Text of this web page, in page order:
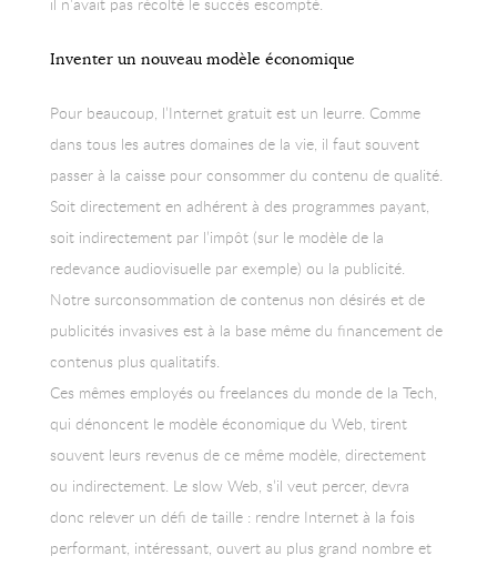
Inventer un nouveau modèle économique
Pour beaucoup, l’Internet gratuit est un leurre. Comme
dans tous les autres domaines de la vie, il faut souvent
passer à la caisse pour consommer du contenu de qualité.
Soit directement en adhérent à des programmes payant,
soit indirectement par l’impôt (sur le modèle de la
redevance audiovisuelle par exemple) ou la publicité.
Notre surconsommation de contenus non désirés et de
publicités invasives est à la base même du financement de
contenus plus qualitatifs.
Ces mêmes employés ou freelances du monde de la Tech,
qui dénoncent le modèle économique du Web, tirent
souvent leurs revenus de ce même modèle, directement
ou indirectement. Le slow Web, s’il veut percer, devra
donc relever un défi de taille : rendre Internet à la fois
performant, intéressant, ouvert au plus grand nombre et